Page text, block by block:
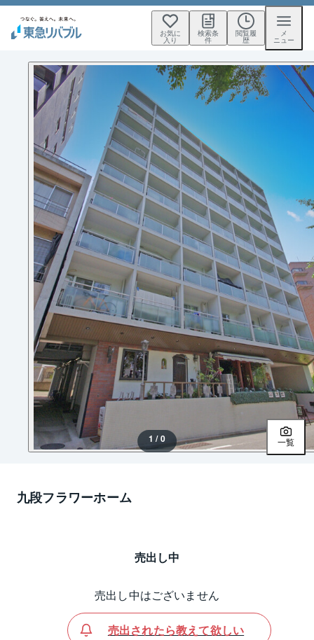
お気に
入り
検索条
件
閲覧履
歴
メ
ニュー
1 / 0 一覧
九段フラワーホーム
売出し中
売出し中はございません
売出されたら教えて欲しい